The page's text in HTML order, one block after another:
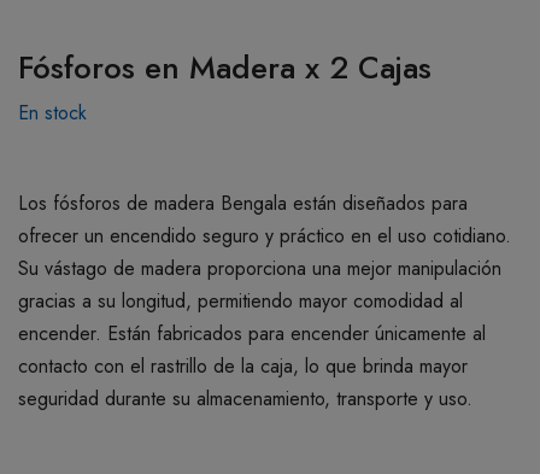
Fósforos en Madera x 2 Cajas
En stock
Los fósforos de madera Bengala están diseñados para
ofrecer un encendido seguro y práctico en el uso cotidiano.
Su vástago de madera proporciona una mejor manipulación
gracias a su longitud, permitiendo mayor comodidad al
encender. Están fabricados para encender únicamente al
contacto con el rastrillo de la caja, lo que brinda mayor
seguridad durante su almacenamiento, transporte y uso.